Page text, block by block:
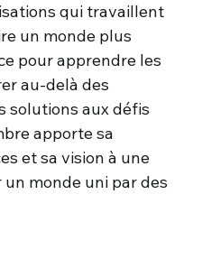
qui travaillent
un monde plus
pour apprendre les
au-delà des
solutions aux défis
apporte sa
et sa vision à une
monde uni par des